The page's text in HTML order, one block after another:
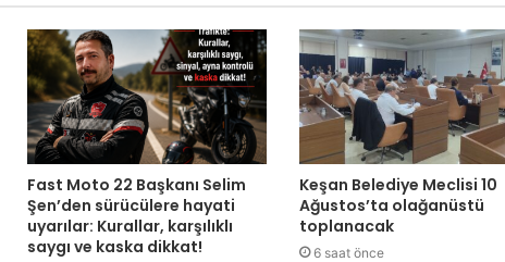
Fast Moto 22 Başkanı Selim
Şen’den sürücülere hayati
uyarılar: Kurallar, karşılıklı
saygı ve kaska dikkat!
Keşan Belediye Meclisi 10
Ağustos’ta olağanüstü
toplanacak
6 saat önce